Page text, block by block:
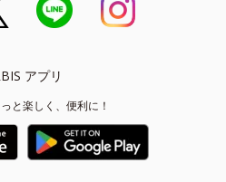
アプリ
と楽しく、便利に！